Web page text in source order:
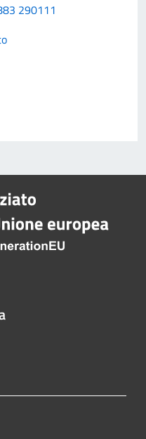
290111